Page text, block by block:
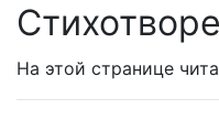
На этой странице